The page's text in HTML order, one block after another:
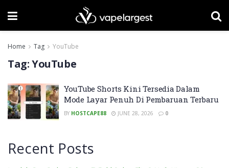
Home Tag YouTube
Tag:YouTube
YouTube Shorts Kini Tersedia Dalam
Mode Layar Penuh Di Pembaruan Terbaru
BY HOSTCAPE88 JUNE 28, 2026 0
Recent Posts